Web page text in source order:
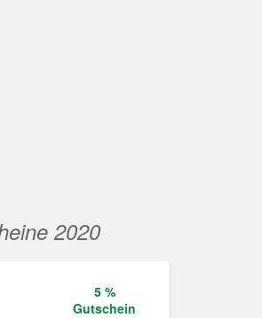
2020
5 %
Gutschein